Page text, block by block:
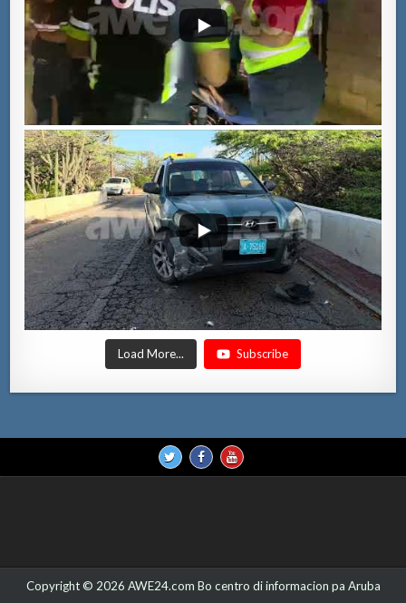
Load More... Subscribe
Copyright © 2026 AWE24.com Bo centro di informacion pa Aruba